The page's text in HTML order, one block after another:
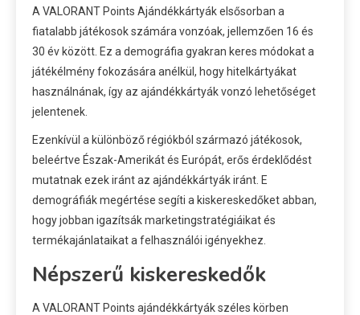
A VALORANT Points Ajándékkártyák elsősorban a
fiatalabb játékosok számára vonzóak, jellemzően 16 és
30 év között. Ez a demográfia gyakran keres módokat a
játékélmény fokozására anélkül, hogy hitelkártyákat
használnának, így az ajándékkártyák vonzó lehetőséget
jelentenek.
Ezenkívül a különböző régiókból származó játékosok,
beleértve Észak-Amerikát és Európát, erős érdeklődést
mutatnak ezek iránt az ajándékkártyák iránt. E
demográfiák megértése segíti a kiskereskedőket abban,
hogy jobban igazítsák marketingstratégiáikat és
termékajánlataikat a felhasználói igényekhez.
Népszerű kiskereskedők
A VALORANT Points ajándékkártyák széles körben